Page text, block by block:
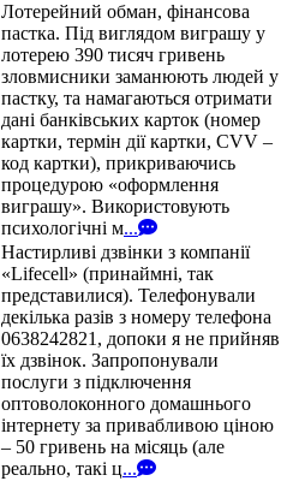
Лотерейний обман, фінансова
пастка. Під виглядом виграшу у
лотерею 390 тисяч гривень
зловмисники заманюють людей у
пастку, та намагаються отримати
дані банківських карток (номер
картки, термін дії картки, CVV –
код картки), прикриваючись
процедурою «оформлення
виграшу». Використовують
психологічні м...
Настирливі дзвінки з компанії
«Lifecell» (принаймні, так
представилися). Телефонували
декілька разів з номеру телефона
0638242821, допоки я не прийняв
їх дзвінок. Запропонували
послуги з підключення
оптоволоконного домашнього
інтернету за привабливою ціною
– 50 гривень на місяць (але
реально, такі ц...